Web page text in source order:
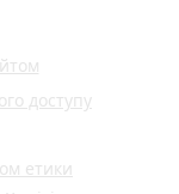
доступу
етики